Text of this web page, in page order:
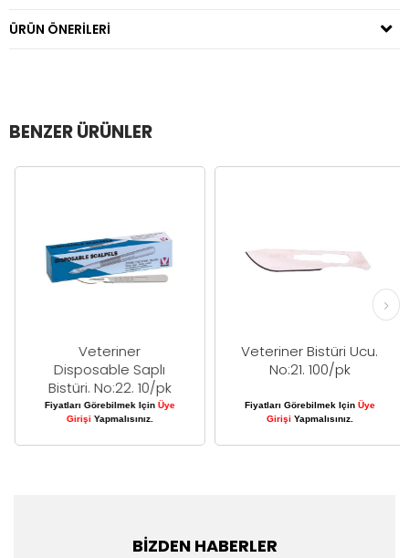
ÜRÜN ÖNERILERI
BENZER ÜRÜNLER
Veteriner
Disposable Saplı
Bistüri. No:22. 10/pk
Fiyatları Görebilmek IçinÜye
GirişiYapmalısınız.
Veteriner Bistüri Ucu.
No:21. 100/pk
Fiyatları Görebilmek IçinÜye
GirişiYapmalısınız.
BIZDEN HABERLER